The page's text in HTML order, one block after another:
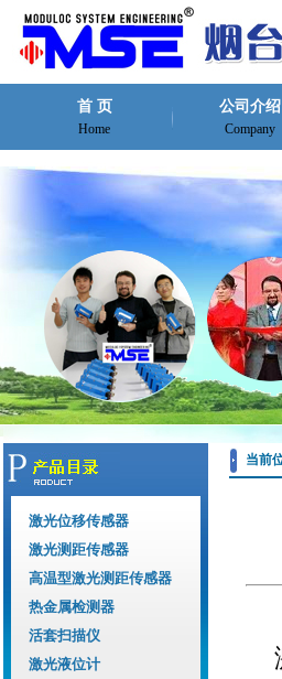
首 页
Home
公司介绍
Company
激光位移传感器
激光测距传感器
高温型激光测距传感器
热金属检测器
活套扫描仪
激光液位计
当前